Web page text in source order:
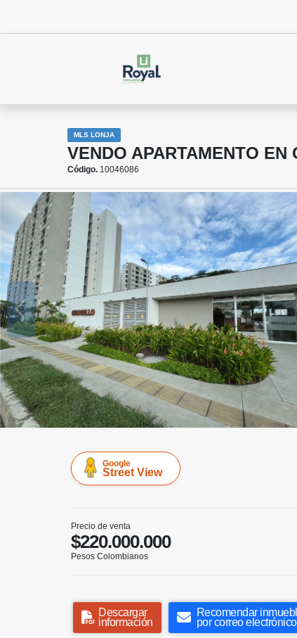
MLS LONJA
VENDO APARTAMENTO
Código. 10046086
Google
Street View
Precio de venta
$220.000.000
Pesos Colombianos
Descargar
información
Recomendar
por correo electrónico